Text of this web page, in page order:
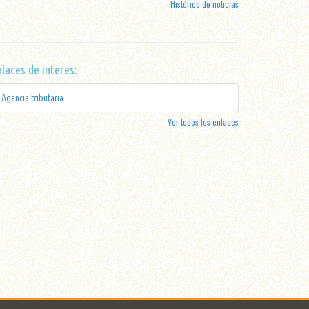
Histórico de noticias
de interes:
Agencia tributaria
Ver todos los enlaces